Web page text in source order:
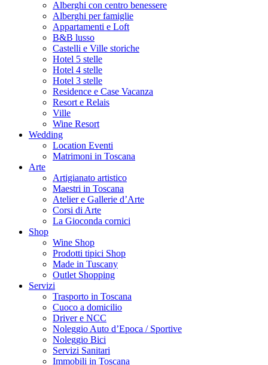
Alberghi con centro benessere
Alberghi per famiglie
Appartamenti e Loft
B&B lusso
Castelli e Ville storiche
Hotel 5 stelle
Hotel 4 stelle
Hotel 3 stelle
Residence e Case Vacanza
Resort e Relais
Ville
Wine Resort
Wedding
Location Eventi
Matrimoni in Toscana
Arte
Artigianato artistico
Maestri in Toscana
Atelier e Gallerie d’Arte
Corsi di Arte
La Gioconda cornici
Shop
Wine Shop
Prodotti tipici Shop
Made in Tuscany
Outlet Shopping
Servizi
Trasporto in Toscana
Cuoco a domicilio
Driver e NCC
Noleggio Auto d’Epoca / Sportive
Noleggio Bici
Servizi Sanitari
Immobili in Toscana